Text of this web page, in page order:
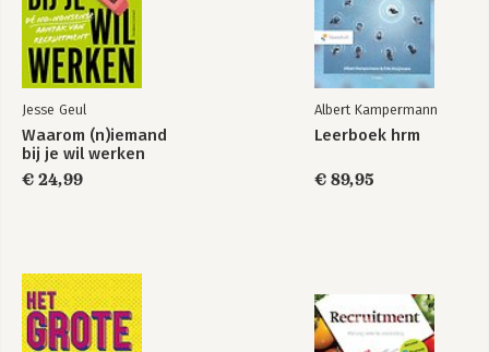
Hoofdstuk 4.2 - Draagvlak creëren
Bart Henssen, Odisee
Hoofdstuk 4.3 - Sleutelen aan het werk: slim (her)inrichten van
jobs
Luc Dorenbosch, Universiteit Tilburg & Bart Moens, Odisee
Hoofdstuk 5.1 - Werving en employer branding
Fréderic Lehembre
Hoofdstuk 5.2 - Selectie zonder blinde vlekken
Fréderic Lehembre
Eva Vantomme, Mentor
Hoofdstuk 6.1 - Werkbaar werk
Stefanie Notebaert & Katrijn Vanderweyden, Stichting Innovatie
en Arbeid
Jesse Geul
Waarom (n)iemand
bij je wil werken
€ 24,99
Albert Kampermann
Leerboek hrm
€ 89,95